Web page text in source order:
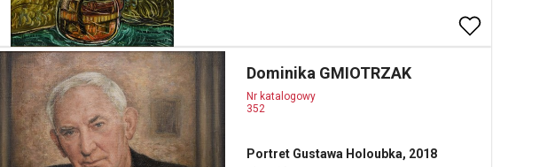
Dominika GMIOTRZAK
Nr katalogowy
352
Portret Gustawa Holoubka, 2018